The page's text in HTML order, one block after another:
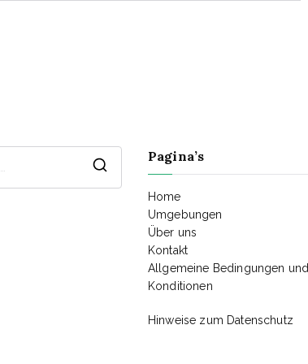
Search
Pagina’s
Home
Umgebungen
Über uns
Kontakt
Allgemeine Bedingungen und
Konditionen
Hinweise zum Datenschutz